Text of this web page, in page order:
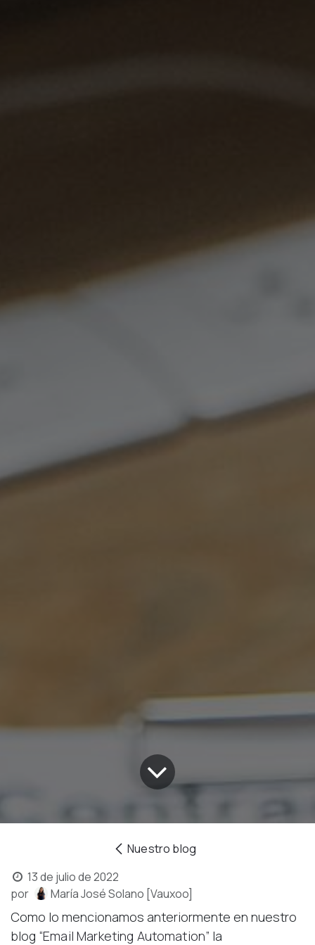
Nuestro blog
13 de julio de 2022
por
María José Solano [Vauxoo]
Como lo mencionamos anteriormente en nuestro
blog “Email Marketing Automation” la